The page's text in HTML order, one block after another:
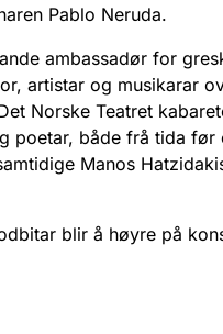
Pablo Neruda.
ambassadør for
artistar og musikarar
Norske Teatret
poetar, både frå tida før
Manos
blir å høyre på